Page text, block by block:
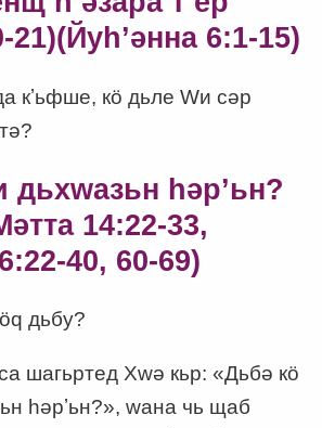
21)(Йуһʼәнна 6:1-15)
кʼьфше, кӧ дьле Wи сәр
дьхwазьн һәрʼьн?
14:22-33,
40, 60-69)
дьбу?
шагьртед Хwә кьр: «Дьбә кӧ
һәрʼьн?», wана чь щаб